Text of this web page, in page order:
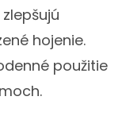
hojenie.
použitie